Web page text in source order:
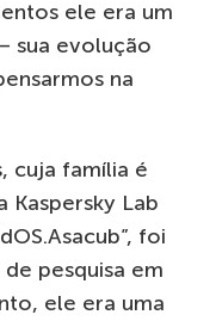
ele era um
sua evolução
na
cuja família é
Lab
foi
pesquisa em
ele era uma